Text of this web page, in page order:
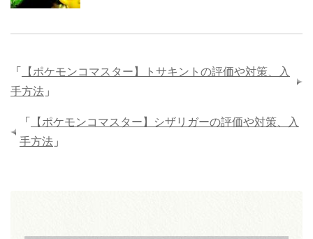
「
【ポケモンコマスター】トサキントの評価や対策、入
手方法 」
「
【ポケモンコマスター】シザリガーの評価や対策、入
手方法 」